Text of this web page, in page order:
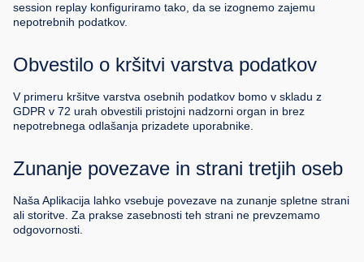
session replay konfiguriramo tako, da se izognemo zajemu
nepotrebnih podatkov.
Obvestilo o kršitvi varstva podatkov
V primeru kršitve varstva osebnih podatkov bomo v skladu z
GDPR v 72 urah obvestili pristojni nadzorni organ in brez
nepotrebnega odlašanja prizadete uporabnike.
Zunanje povezave in strani tretjih oseb
Naša Aplikacija lahko vsebuje povezave na zunanje spletne strani
ali storitve. Za prakse zasebnosti teh strani ne prevzemamo
odgovornosti.